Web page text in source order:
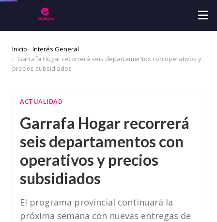
Inicio
Interés General
Garrafa Hogar recorrerá seis departamentos con operativos y
precios subsidiados
ACTUALIDAD
Garrafa Hogar recorrerá
seis departamentos con
operativos y precios
subsidiados
El programa provincial continuará la
próxima semana con nuevas entregas de